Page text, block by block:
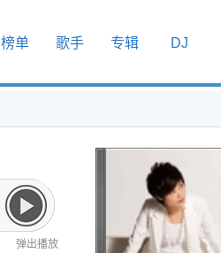
榜单 歌手 专辑 DJ
弹出播放